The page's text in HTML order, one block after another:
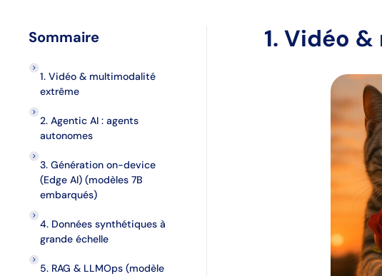
Sommaire
1. Vidéo & multimodalité
extrême
2. Agentic AI : agents
autonomes
3. Génération on-device
(Edge AI) (modèles 7B
embarqués)
4. Données synthétiques à
grande échelle
5. RAG & LLMOps (modèle
1. Vidéo